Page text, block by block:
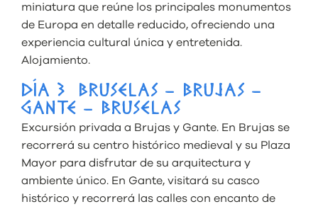
miniatura que reúne los principales monumentos
de Europa en detalle reducido, ofreciendo una
experiencia cultural única y entretenida.
Alojamiento.
DÍA 3 BRUSELAS – BRUJAS –
GANTE – BRUSELAS
Excursión privada a Brujas y Gante. En Brujas se
recorrerá su centro histórico medieval y su Plaza
Mayor para disfrutar de su arquitectura y
ambiente único. En Gante, visitará su casco
histórico y recorrerá las calles con encanto de